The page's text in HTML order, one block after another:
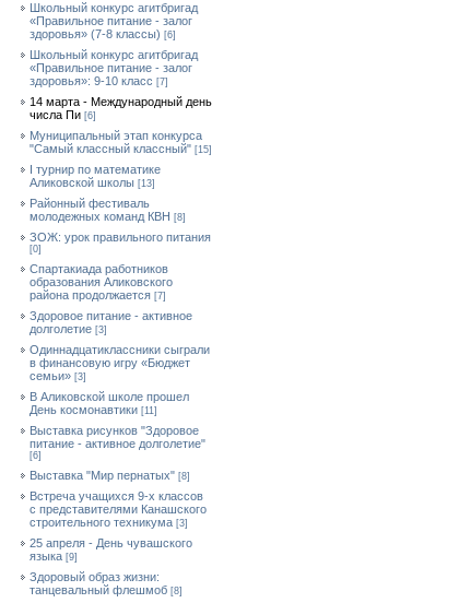
Школьный конкурс агитбригад
«Правильное питание - залог
здоровья» (7-8 классы) [6]
Школьный конкурс агитбригад
«Правильное питание - залог
здоровья»: 9-10 класс [7]
14 марта - Международный день
числа Пи [6]
Муниципальный этап конкурса
"Самый классный классный" [15]
I турнир по математике
Аликовской школы [13]
Районный фестиваль
молодежных команд КВН [8]
ЗОЖ: урок правильного питания
[0]
Спартакиада работников
образования Аликовского
района продолжается [7]
Здоровое питание - активное
долголетие [3]
Одиннадцатиклассники сыграли
в финансовую игру «Бюджет
семьи» [3]
В Аликовской школе прошел
День космонавтики [11]
Выставка рисунков "Здоровое
питание - активное долголетие"
[6]
Выставка "Мир пернатых" [8]
Встреча учащихся 9-х классов
с представителями Канашского
строительного техникума [3]
25 апреля - День чувашского
языка [9]
Здоровый образ жизни:
танцевальный флешмоб [8]